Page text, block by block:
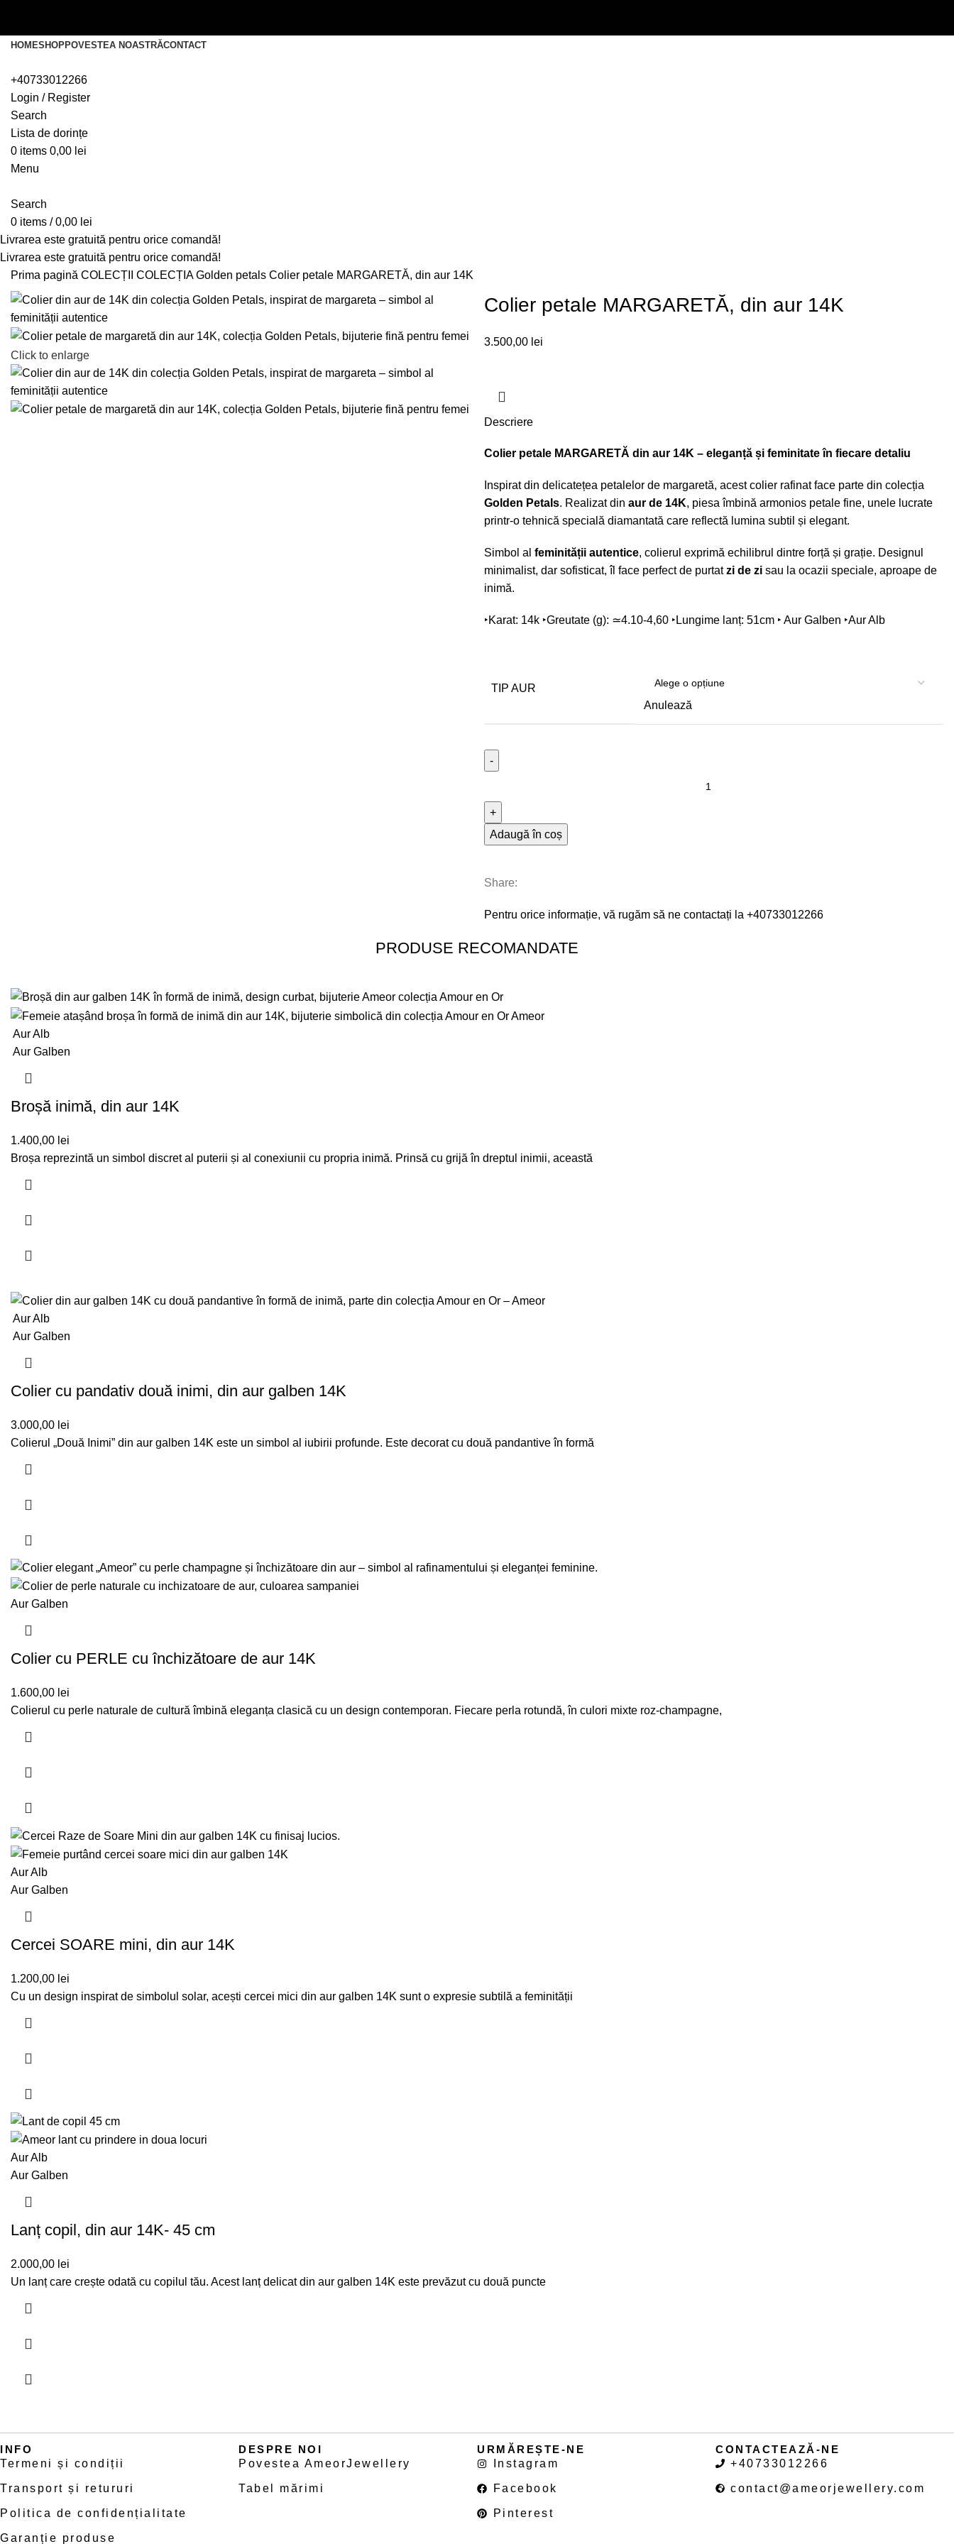
HOMESHOPPOVESTEA NOASTRĂCONTACT
+40733012266
Login / Register
Search
Lista de dorințe
0 items 0,00 lei
Menu
Search
0 items / 0,00 lei
Livrarea este gratuită pentru orice comandă!
Livrarea este gratuită pentru orice comandă!
Prima pagină COLECȚII COLECȚIA Golden petals Colier petale MARGARETĂ, din aur 14K
Click to enlarge
Colier petale MARGARETĂ, din aur 14K
3.500,00 lei
Descriere
Colier petale MARGARETĂ din aur 14K – eleganță și feminitate în fiecare detaliu
Inspirat din delicatețea petalelor de margaretă, acest colier rafinat face parte din colecția
Golden Petals. Realizat din aur de 14K, piesa îmbină armonios petale fine, unele lucrate
printr-o tehnică specială diamantată care reflectă lumina subtil și elegant.
Simbol al feminității autentice, colierul exprimă echilibrul dintre forță și grație. Designul
minimalist, dar sofisticat, îl face perfect de purtatzi de zi sau la ocazii speciale, aproape de
inimă.
‣Karat: 14k ‣Greutate (g): ≃4.10-4,60 ‣ Lungime lanț: 51cm ‣ Aur Galben ‣Aur Alb
TIP AUR
Anulează
Adaugă în coș
Share:
Pentru orice informație, vă rugăm să ne contactați la +40733012266
PRODUSE RECOMANDATE
Aur Alb
Aur Galben
Broșă inimă, din aur 14K
1.400,00 lei
Broșa reprezintă un simbol discret al puterii și al conexiunii cu propria inimă. Prinsă cu grijă în dreptul inimii, această
Aur Alb
Aur Galben
Colier cu pandativ două inimi, din aur galben 14K
3.000,00 lei
Colierul „Două Inimi” din aur galben 14K este un simbol al iubirii profunde. Este decorat cu două pandantive în formă
Aur Galben
Colier cu PERLE cu închizătoare de aur 14K
1.600,00 lei
Colierul cu perle naturale de cultură îmbină eleganța clasică cu un design contemporan. Fiecare perla rotundă, în culori mixte roz-champagne,
Aur Alb
Aur Galben
Cercei SOARE mini, din aur 14K
1.200,00 lei
Cu un design inspirat de simbolul solar, acești cercei mici din aur galben 14K sunt o expresie subtilă a feminității
Aur Alb
Aur Galben
Lanț copil, din aur 14K- 45 cm
2.000,00 lei
Un lanț care crește odată cu copilul tău. Acest lanț delicat din aur galben 14K este prevăzut cu două puncte
INFO
Termeni și condiții
Transport și retururi
Politica de confidențialitate
Garanție produse
DESPRE NOI
Povestea AmeorJewellery
Tabel mărimi
URMĂREȘTE-NE
Instagram
Facebook
Pinterest
CONTACTEAZĂ-NE
+40733012266
contact@ameorjewellery.com